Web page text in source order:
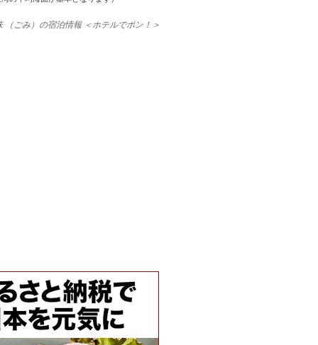
ごみ）の宿泊情報 ＜ホテルでポン！＞